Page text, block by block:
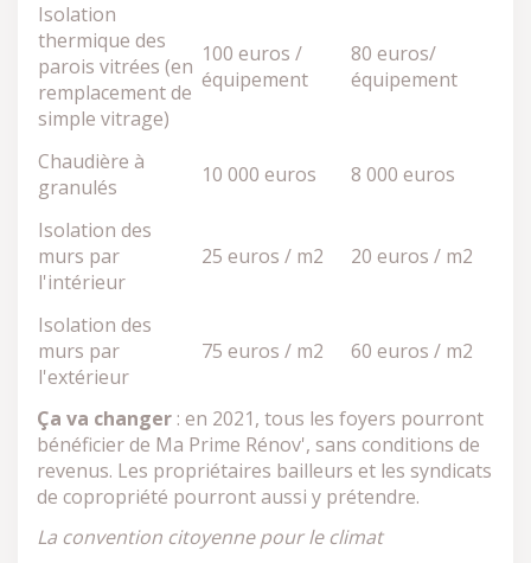
Isolation
thermique des
parois vitrées (en
remplacement de
simple vitrage)
100 euros /
équipement
80 euros/
équipement
Chaudière à
granulés
10 000 euros 8 000 euros
Isolation des
murs par
l'intérieur
25 euros / m2 20 euros / m2
Isolation des
murs par
l'extérieur
75 euros / m2 60 euros / m2
Ça va changer : en 2021, tous les foyers pourront
bénéficier de Ma Prime Rénov', sans conditions de
revenus. Les propriétaires bailleurs et les syndicats
de copropriété pourront aussi y prétendre.
La convention citoyenne pour le climat